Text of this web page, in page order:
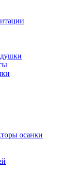
осанки